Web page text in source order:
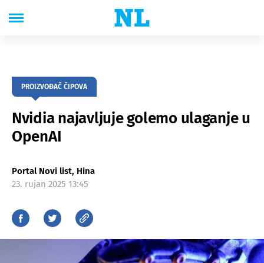
PROIZVOĐAČ ČIPOVA
Nvidia najavljuje golemo ulaganje u
OpenAI
Portal Novi list, Hina
23. rujan 2025 13:45